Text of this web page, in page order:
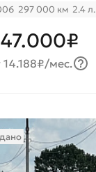
297 000 км 2.4 л.
14.188₽/мес.